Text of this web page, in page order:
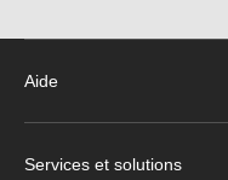
Aide
Services et solutions